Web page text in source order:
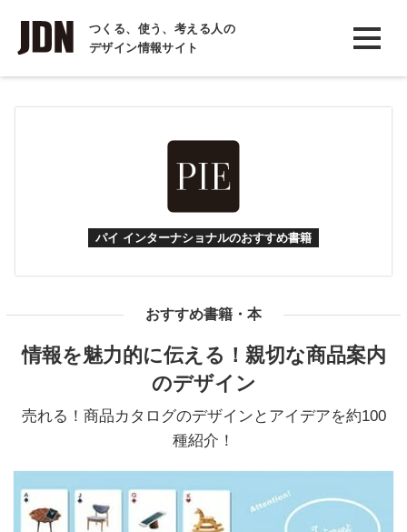
つくる、使う、考える人の
デザイン情報サイト
INTERVIEW
インタビュー
REPORT
パイ インターナショナルのおすすめ書籍
おすすめ書籍・本
情報を魅力的に伝える！親切な商品案内
のデザイン
売れる！商品カタログのデザインとアイデアを約100
種紹介！